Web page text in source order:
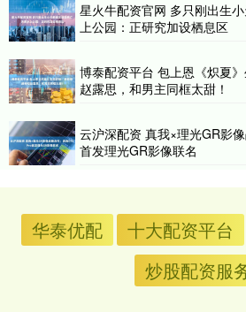
星火牛配资官网 多只刚出生
上公园：正研究加设栖息区
博泰配资平台 包上恩《炽夏
赵露思，和男主同框太甜！
云沪深配资 真我×理光GR影
首发理光GR影像联名
华泰优配 十大配资平台
炒股配资服